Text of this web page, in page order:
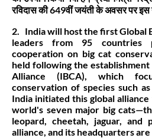
रविदास की 649वीं जयंती के अवसर पर इस
2. India will host the first Global
leaders from 95 countries
cooperation on big cat
held following the
Alliance (IBCA), which
conservation of species such
India initiated this global
world's seven major big
leopard, cheetah, jaguar, and
alliance, and its headquarters